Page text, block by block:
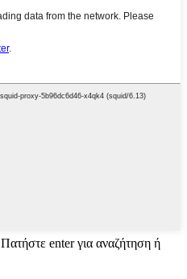
Πατήστε enter για αναζήτηση ή